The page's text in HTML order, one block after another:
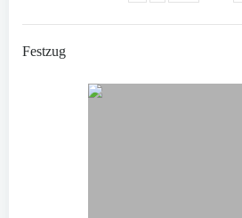
Festzug